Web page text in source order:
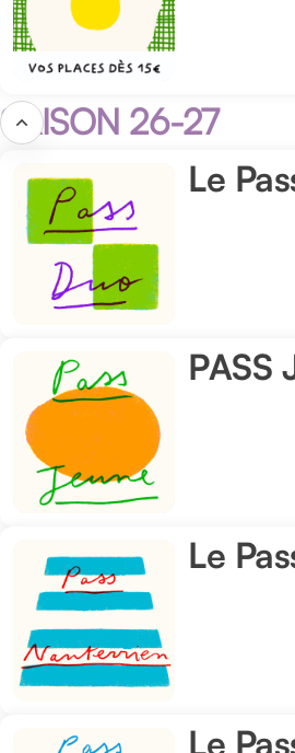
Solo
des
Amandiers
SAISON 26-27
Le
Pass
Duo
des
Amandiers
Le
PASS
JEUNE
PASS
Pass
Nanterrien
des
Amandiers
Le
Le